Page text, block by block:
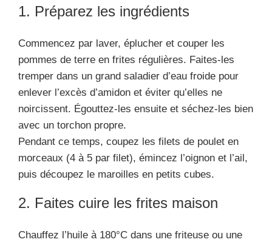
1. Préparez les ingrédients
Commencez par laver, éplucher et couper les
pommes de terre en frites régulières. Faites-les
tremper dans un grand saladier d’eau froide pour
enlever l’excès d’amidon et éviter qu’elles ne
noircissent. Égouttez-les ensuite et séchez-les bien
avec un torchon propre.
Pendant ce temps, coupez les filets de poulet en
morceaux (4 à 5 par filet), émincez l’oignon et l’ail,
puis découpez le maroilles en petits cubes.
2. Faites cuire les frites maison
Chauffez l’huile à 180°C dans une friteuse ou une